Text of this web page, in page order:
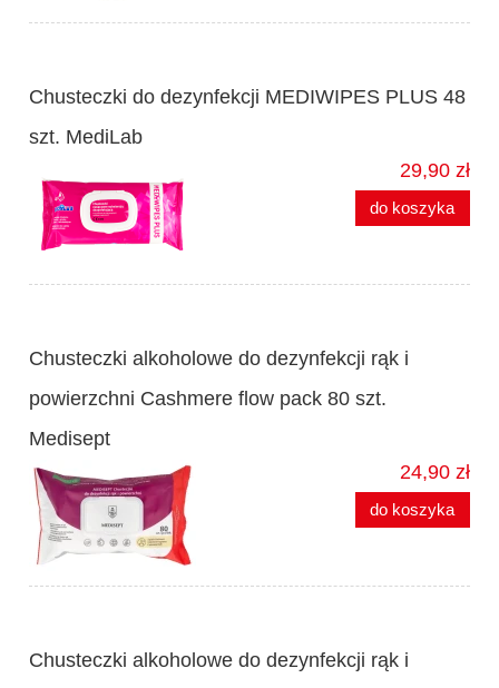
Chusteczki do dezynfekcji MEDIWIPES PLUS 48
szt. MediLab
29,90 zł
do koszyka
Chusteczki alkoholowe do dezynfekcji rąk i
powierzchni Cashmere flow pack 80 szt.
Medisept
24,90 zł
do koszyka
Chusteczki alkoholowe do dezynfekcji rąk i